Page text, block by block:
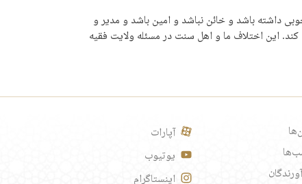
داشته باشد و خائن نباشد و امین باشد و مدیر و
کند. این اختلاف ما و اهل سنت در مسئله ولایت فقیه
آپارات
یوتیوب
اینستاگرام